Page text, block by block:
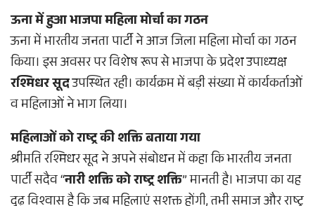
ऊना में हुआ भाजपा महिला मोर्चा का गठन
ऊना में भारतीय जनता पार्टी ने आज जिला महिला मोर्चा का गठन
किया। इस अवसर पर विशेष रूप से भाजपा के प्रदेश उपाध्यक्ष
रश्मिधर सूदउपस्थित रही। कार्यक्रम में बड़ी संख्या में कार्यकर्ताओं
व महिलाओं ने भाग लिया।
महिलाओं को राष्ट्र की शक्ति बताया गया
श्रीमति रश्मिधर सूद ने अपने संबोधन में कहा कि भारतीय जनता
पार्टी सदैव “नारी शक्ति को राष्ट्र शक्ति” मानती है। भाजपा का यह